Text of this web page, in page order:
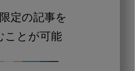
定の記事を
ことが可能